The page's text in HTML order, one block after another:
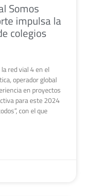
Somos
impulsa la
colegios
red vial 4 en el
operador global
en proyectos
para este 2024
con el que